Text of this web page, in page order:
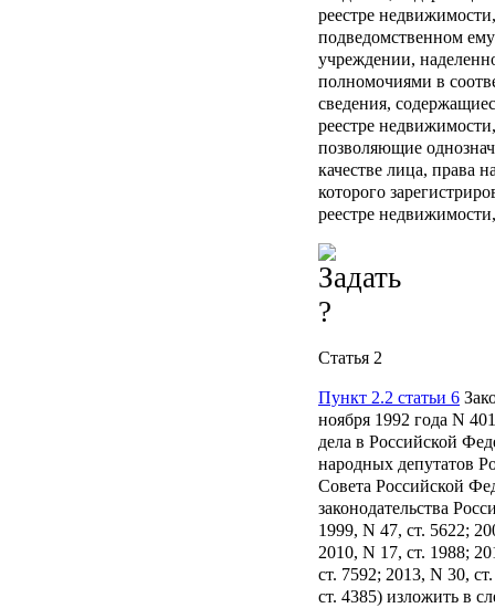
реестре
подведомственном
учреждении,
полномочиями в
сведения,
реестре
позволяющие
качестве лица, права
которого
реестре
Статья 2
Пункт 2.2 статьи 6
ноября 1992 года N
дела в Российской
народных депутатов
Совета Российской
законодательства
1999, N 47, ст. 5622;
2010, N 17, ст. 1988;
ст. 7592; 2013, N 30,
ст. 4385) изложить в